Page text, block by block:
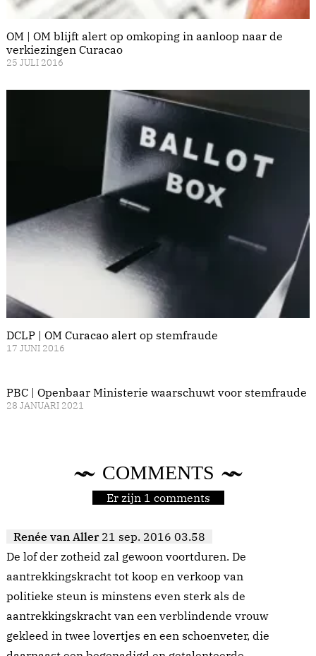
OM | OM blijft alert op omkoping in aanloop naar de
verkiezingen Curacao
25 JULI 2016
DCLP | OM Curacao alert op stemfraude
17 JUNI 2016
PBC | Openbaar Ministerie waarschuwt voor stemfraude
28 JANUARI 2021
COMMENTS
Er zijn 1 comments
Renée van Aller 21 sep. 2016 03.58
De lof der zotheid zal gewoon voortduren. De
aantrekkingskracht tot koop en verkoop van
politieke steun is minstens even sterk als de
aantrekkingskracht van een verblindende vrouw
gekleed in twee lovertjes en een schoenveter, die